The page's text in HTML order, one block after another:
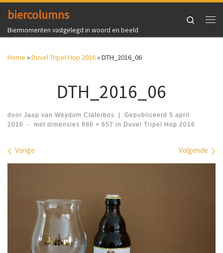
Ga naar inhoud
biercolumns
Biermomenten vastgelegd in woord en beeld
Search
Home »Duvel Tripel Hop 2016»DTH_2016_06
DTH_2016_06
door Jaap van Weydom Claterbos Gepubliceerd 5 april
2016
- met dimensies 986 × 657 in Duvel Tripel Hop 2016
Afbeeldingen navigatie
Vorige Volgende